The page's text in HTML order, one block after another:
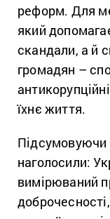
реформ. Для
який
скандали, а й
громадян –
їхнє життя.
Підсумовуючи
наголосили:
вимірюваний